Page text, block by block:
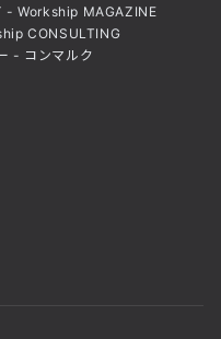
- Workship MAGAZINE
CONSULTING
- コンマルク